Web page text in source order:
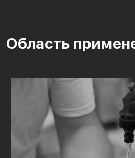
Область